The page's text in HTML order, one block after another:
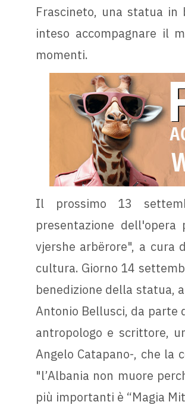
Frascineto, una statua in
inteso accompagnare il
momenti.
Il prossimo 13
presentazione
vjershe arbërore", a cura
cultura. Giorno 14
benedizione della statua,
Antonio Bellusci, da parte
antropologo e scrittore,
Angelo Catapano-, che la
"l’Albania non muore
più importanti è “Magia